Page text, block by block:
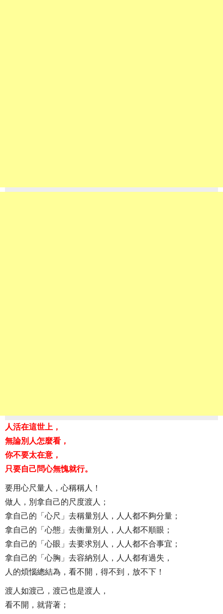
人活在這世上，
無論別人怎麼看，
你不要太在意，
只要自己問心無愧就行。
要用心尺量人，心稱稱人！
做人，別拿自己的尺度渡人；
拿自己的「心尺」去稱量別人，人人都不夠分量；
拿自己的「心態」去衡量別人，人人都不順眼；
拿自己的「心眼」去要求別人，人人都不合事宜；
拿自己的「心胸」去容納別人，人人都有過失，
人的煩惱總結為，看不開，得不到，放不下！
渡人如渡己，渡己也是渡人，
看不開，就背著；